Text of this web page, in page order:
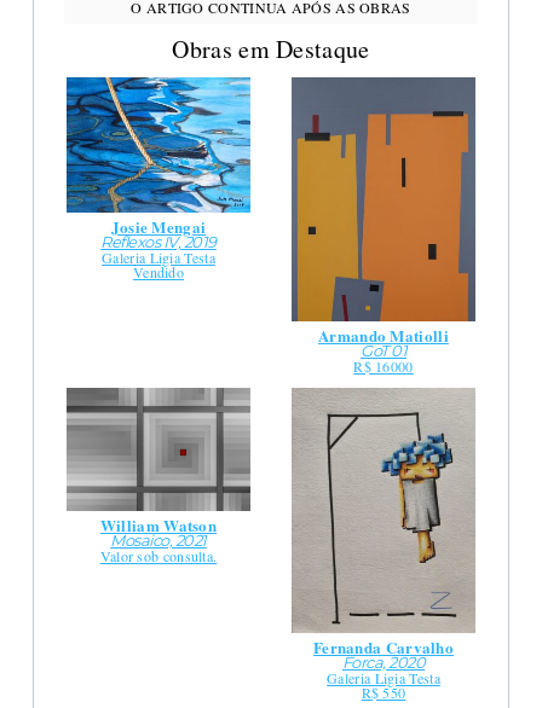
Obras em Destaque
Josie Mengai
Reflexos IV, 2019
Galeria Ligia Testa
Vendido
Armando Matiolli
GoT 01
R$ 16000
William Watson
Mosaico, 2021
Valor sob consulta.
Fernanda Carvalho
Forca, 2020
Galeria Ligia Testa
R$ 550